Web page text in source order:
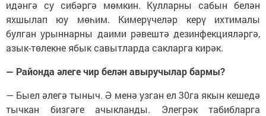
идәнгә су сибәргә мөмкин. Кулларны сабын белән
яхшылап юу мөһим. Кимерүчеләр керү ихтималы
булган урыннарны даими рәвештә дезинфекцияләргә,
азык-төлекне ябык савытларда сакларга кирәк.
— Районда әлеге чир белән авыручылар бармы?
— Быел әлегә тыныч. Ә менә узган ел 30га якын кешедә
тычкан бизгәге ачыкланды. Элегрәк табибларга